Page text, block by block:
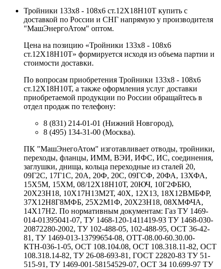
Тройники 133х8 - 108х6 ст.12Х18Н10Т купить с
доставкой по России и СНГ напрямую у производителя
"МашЭнергоАтом" оптом.
Цена на позицию «Тройники 133х8 - 108х6
ст.12Х18Н10Т» формируется исходя из объема партии и
стоимости доставки.
По вопросам приобретения Тройники 133х8 - 108х6
ст.12Х18Н10Т, а также оформления услуг доставки
приобретаемой продукции по России обращайтесь в
отдел продаж по телефону:
8 (831) 214-01-01 (Нижний Новгород),
8 (495) 134-31-00 (Москва).
ПК "МашЭнегоАтом" изготавливает отводы, тройники,
переходы, фланцы, ИММ, ВЭИ, ИФС, ИС, соединения,
заглушки, днища, кольца переходные из сталей 20,
09Г2С, 17Г1С, 20А, 20Ф, 20С, 09ГСФ, 20ФА, 13ХФА,
15Х5М, 15ХМ, 08/12Х18Н10Т, 20ЮЧ, 10Г2ФБЮ,
20Х23Н18, 10Х17Н13М2Т, 40Х, 12Х13, 18Х12ВМБФР,
37Х12Н8Г8МФБ, 25Х2М1Ф, 20Х23Н18, 08ХМФЧА,
14Х17Н2. По нормативным документам: Газ ТУ 1469-
014-01395041-07, ТУ 1468-120-1411419-93 ТУ 1468-030-
20872280-2002, ТУ 102-488-05, 102-488-95, ОСТ 36-42-
81, ТУ 1469-013-13799654-08, ОТТ-08.00-60.30.00-
КТН-036-1-05, ОСТ 108.104.08, ОСТ 108.318.11-82, ОСТ
108.318.14-82, ТУ 26-08-693-81, ГОСТ 22820-83 ТУ 51-
515-91, ТУ 1469-001-58154529-07, ОСТ 34 10.699-97 ТУ